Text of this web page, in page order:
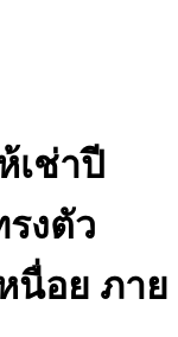
เช่าปี
รงตัว
นื่อย ภาย